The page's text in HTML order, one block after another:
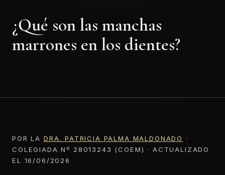
¿Qué son las manchas
marrones en los dientes?
POR LA DRA. PATRICIA PALMA MALDONADO
·
COLEGIADA Nº 28013243 (COEM) · ACTUALIZADO
EL 16/06/2026